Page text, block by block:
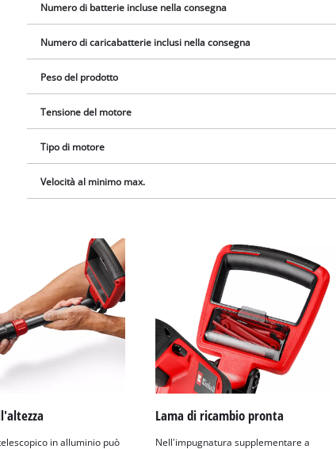
per
the site
to the
Powered
Numero di batterie incluse nella consegna
Numero di caricabatterie inclusi nella consegna
Peso del prodotto
Tensione del motore
Tipo di motore
Velocità al minimo max.
in alluminio può
Lama di ricambio pronta
Nell'impugnatura supplementare a